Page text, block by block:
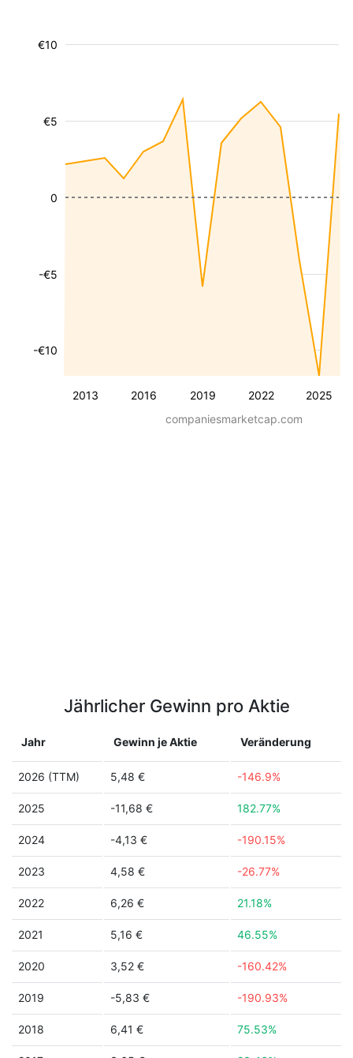
2013 2016 2019 2022 2025
-€10
-€5
€5
€10
0
companiesmarketcap.com
Jährlicher Gewinn pro Aktie
Jahr Gewinn je Aktie Veränderung
2026 (TTM) 5,48 € -146.9%
2025 -11,68 € 182.77%
2024 -4,13 € -190.15%
2023 4,58 € -26.77%
2022 6,26 € 21.18%
2021 5,16 € 46.55%
2020 3,52 € -160.42%
2019 -5,83 € -190.93%
2018 6,41 € 75.53%